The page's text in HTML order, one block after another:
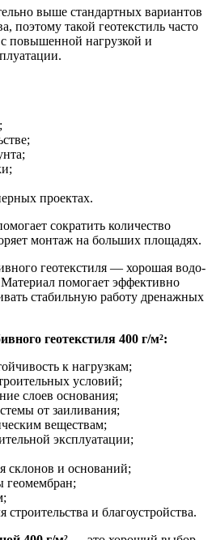
выше стандартных вариантов
поэтому такой геотекстиль часто
с повышенной нагрузкой и
проектах.
сократить количество
монтаж на больших площадях.
геотекстиля — хорошая водо-
помогает эффективно
стабильную работу дренажных
геотекстиля 400 г/м²:
к нагрузкам;
условий;
слоев основания;
от заиливания;
веществам;
эксплуатации;
склонов и оснований;
геомембран;
строительства и благоустройства.